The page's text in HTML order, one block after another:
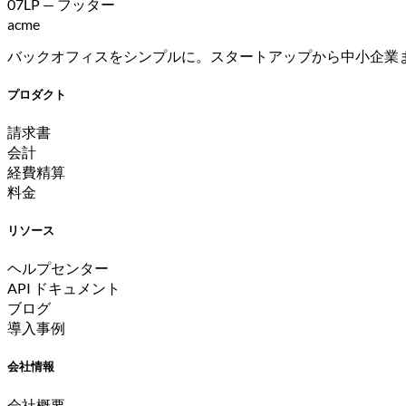
07 LP — フッター
acme
バックオフィスをシンプルに。スタートアップから中小企業
プロダクト
請求書
会計
経費精算
料金
リソース
ヘルプセンター
API ドキュメント
ブログ
導入事例
会社情報